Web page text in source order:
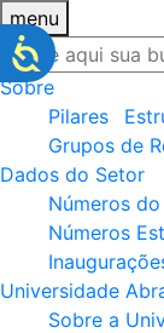
menu
Sobre
Pilares
Grupos de
Dados do Setor
Números
Números
Universidade
Sobre a